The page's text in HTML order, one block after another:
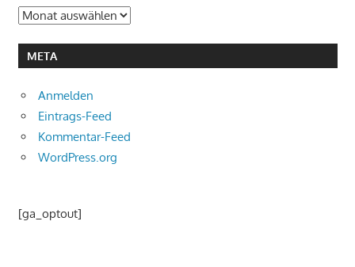
Archiv
META
Anmelden
Eintrags-Feed
Kommentar-Feed
WordPress.org
[ga_optout]